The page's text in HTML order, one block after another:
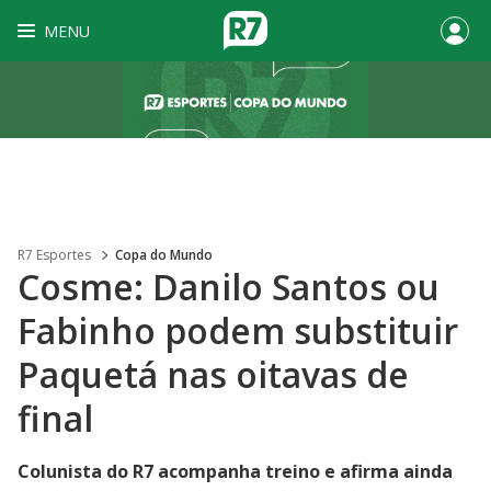
MENU
R7 Esportes Copa do Mundo
Cosme: Danilo Santos ou
Fabinho podem substituir
Paquetá nas oitavas de
final
Colunista do R7 acompanha treino e afirma ainda